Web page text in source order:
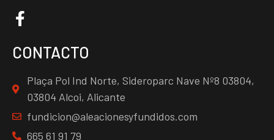
CONTACTO
Plaça Pol Ind Norte, Sideroparc Nave Nº8 03804,
03804 Alcoi, Alicante
fundicion@aleacionesyfundidos.com
665 61 91 79